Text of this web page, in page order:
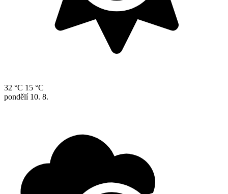
32 °C 15 °C
pondělí 10. 8.